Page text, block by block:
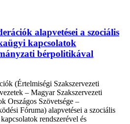
alapvetései a szociális
kapcsolatok
bérpolitikával
(Értelmiségi Szakszervezeti
– Magyar Szakszervezeti
Országos Szövetsége –
Fóruma) alapvetései a szociális
rendszerével és